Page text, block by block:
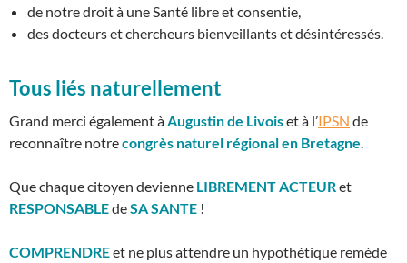
de notre droit à une Santé libre et consentie,
des docteurs et chercheurs bienveillants et désintéressés.
Tous liés naturellement
Grand merci également à Augustin de Livoiset à l’IPSN de
reconnaître notrecongrès naturel régional en Bretagne
Que chaque citoyen devienne LIBREMENT ACTEURet
RESPONSABLEdeSA SANTE !
COMPRENDREet ne plus attendre un hypothétique remède